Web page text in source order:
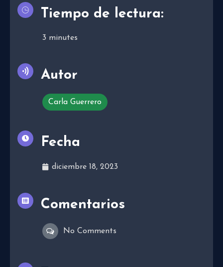
Tiempo de lectura:
3 minutes
Autor
Carla Guerrero
Fecha
diciembre 18, 2023
Comentarios
No Comments